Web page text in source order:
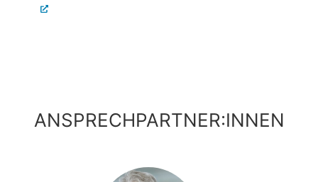
ANSPRECHPARTNER:INNEN